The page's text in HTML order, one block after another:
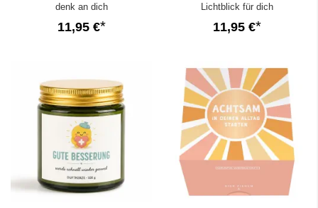
denk an dich
11,95 €
Lichtblick für dich
11,95 €